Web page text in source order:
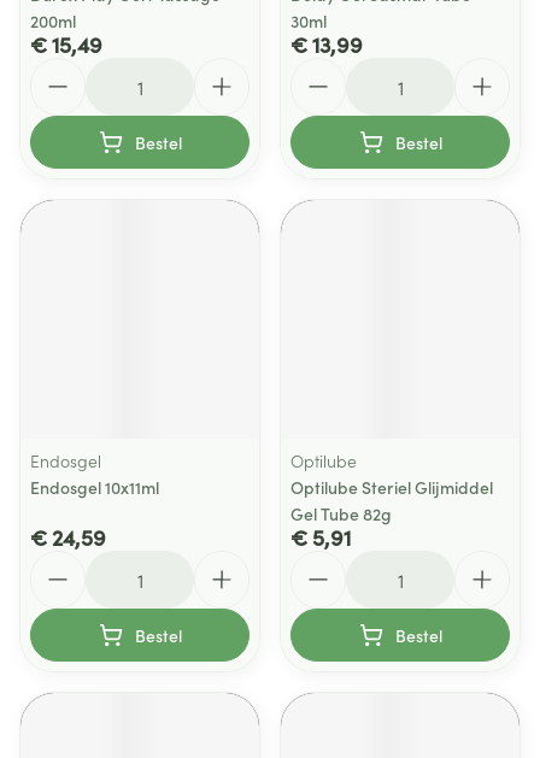
200ml
€ 15,49
Bestel
30ml
€ 13,99
Bestel
Endosgel
Endosgel 10x11ml
€ 24,59
Bestel
Optilube
Optilube Steriel Glijmiddel
Gel Tube 82g
€ 5,91
Bestel